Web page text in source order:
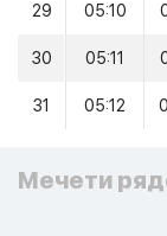
29 05:10
30 05:11
31 05:12
Мечети